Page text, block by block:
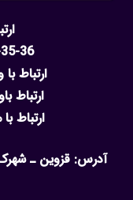
36
ارتباط با
ارتباط
ارتباط با
آدرس: قزوین ـ شهرک